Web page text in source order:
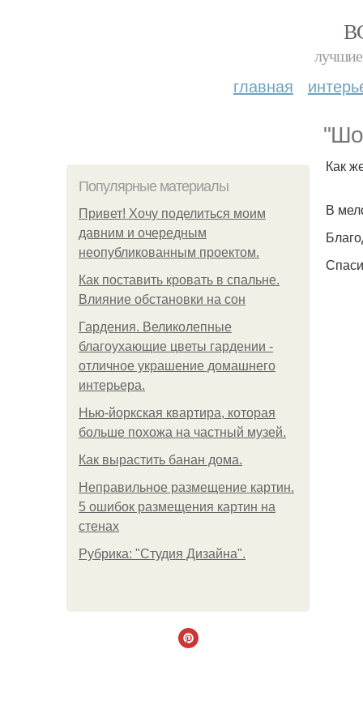
лучшие
главная
Популярные материалы
Привет! Хочу поделиться моим
давним и очередным
неопубликованным проектом.
Как поставить кровать в спальне.
Влияние обстановки на сон
Гардения. Великолепные
благоухающие цветы гардении -
отличное украшение домашнего
интерьера.
Нью-йоркская квартира, которая
больше похожа на частный музей.
Как вырастить банан дома.
Неправильное размещение картин.
5 ошибок размещения картин на
стенах
Рубрика: "Студия Дизайна".
Как
В